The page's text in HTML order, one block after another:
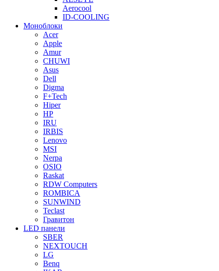
Aerocool
ID-COOLING
Моноблоки
Acer
Apple
Amur
CHUWI
Asus
Dell
Digma
F+Tech
Hiper
HP
IRU
IRBIS
Lenovo
MSI
Nerpa
OSIO
Raskat
RDW Computers
ROMBICA
SUNWIND
Teclast
Гравитон
LED панели
SBER
NEXTOUCH
LG
Benq